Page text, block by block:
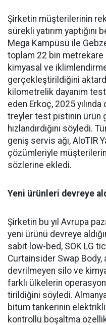
Şirketin müşterilerinin
sü­rekli yatırım yaptığını
Mega Kampü­sü ile
toplam 22 bin metreka­re
kimyasal ve
gerçekleştirildiğini
kilometrelik dayanım
eden Er­koç, 2025 yılında
treyler test pisti­nin ürün
hızlandırdığını söyledi.
geniş ser­vis ağı, AloTIR
çözümleriyle
sözlerine ekledi.
Yeni ürünleri devreye
Şirketin bu yıl Avrupa
yeni ürünü devreye
sabit low-bed, SOK LG
Curtainsider Swap Body,
devrilme­yen silo ve
farklı ülkelerin
tirildiğini söyledi.
bitüm tan­kerinin
kontrollü boşalt­ma